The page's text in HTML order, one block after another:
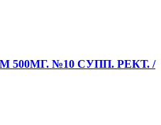
№10 СУПП. РЕКТ. /